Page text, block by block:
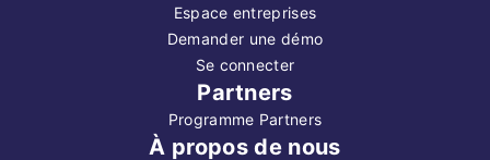
Espace entreprises
Demander une démo
Se connecter
Partners
Programme Partners
À propos de nous